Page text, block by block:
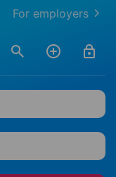
For employers